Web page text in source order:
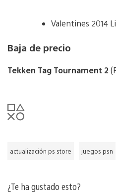
Valentines 2014
Baja de precio
Tekken Tag Tournament 2
actualización ps store juegos psn
¿Te ha gustado esto?